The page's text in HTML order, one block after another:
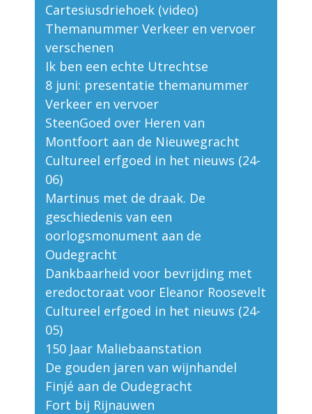
Cartesiusdriehoek (video)
Themanummer Verkeer en vervoer
verschenen
Ik ben een echte Utrechtse
8 juni: presentatie themanummer
Verkeer en vervoer
SteenGoed over Heren van
Montfoort aan de Nieuwegracht
Cultureel erfgoed in het nieuws (24-
06)
Martinus met de draak. De
geschiedenis van een
oorlogsmonument aan de
Oudegracht
Dankbaarheid voor bevrijding met
eredoctoraat voor Eleanor Roosevelt
Cultureel erfgoed in het nieuws (24-
05)
150 Jaar Maliebaanstation
De gouden jaren van wijnhandel
Finjé aan de Oudegracht
Fort bij Rijnauwen